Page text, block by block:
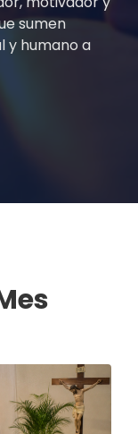
sumen
y humano a